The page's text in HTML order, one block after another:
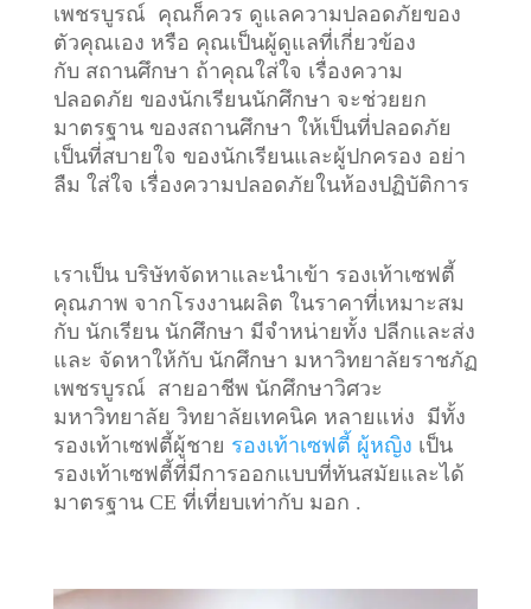
เพชรบูรณ์ คุณก็ควร ดูแลความปลอดภัยของ
ตัวคุณเอง หรือ คุณเป็นผู้ดูแลที่เกี่ยวข้อง
กับ สถานศึกษา ถ้าคุณใส่ใจ เรื่องความ
ปลอดภัย ของนักเรียนนักศึกษา จะช่วยยก
มาตรฐาน ของสถานศึกษา ให้เป็นที่ปลอดภัย
เป็นที่สบายใจ ของนักเรียนและผู้ปกครอง อย่า
ลืม ใส่ใจ เรื่องความปลอดภัยในห้องปฏิบัติการ
เราเป็น บริษัทจัดหาและนำเข้า รองเท้าเซฟตี้
คุณภาพ จากโรงงานผลิต ในราคาที่เหมาะสม
กับ นักเรียน นักศึกษา มีจำหน่ายทั้ง ปลีกและส่ง
และ จัดหาให้กับ นักศึกษา มหาวิทยาลัยราชภัฏ
เพชรบูรณ์ สายอาชีพ นักศึกษาวิศวะ
มหาวิทยาลัย วิทยาลัยเทคนิค หลายแห่ง มีทั้ง
รองเท้าเซฟตี้ผู้ชาย รองเท้าเซฟตี้ ผู้หญิง เป็น
รองเท้าเซฟตี้ที่มีการออกแบบที่ทันสมัยและได้
มาตรฐาน CE ที่เที่ยบเท่ากับ มอก .